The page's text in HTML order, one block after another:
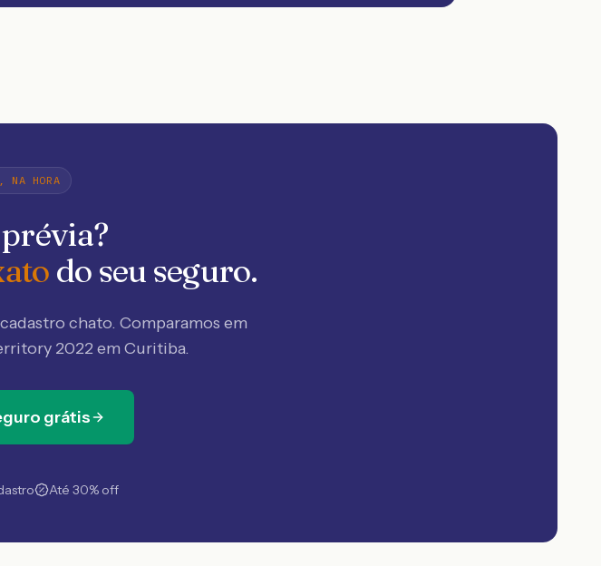
NA HORA
do seu seguro.
chato. Comparamos em
2022 em Curitiba.
grátis
Até 30% off